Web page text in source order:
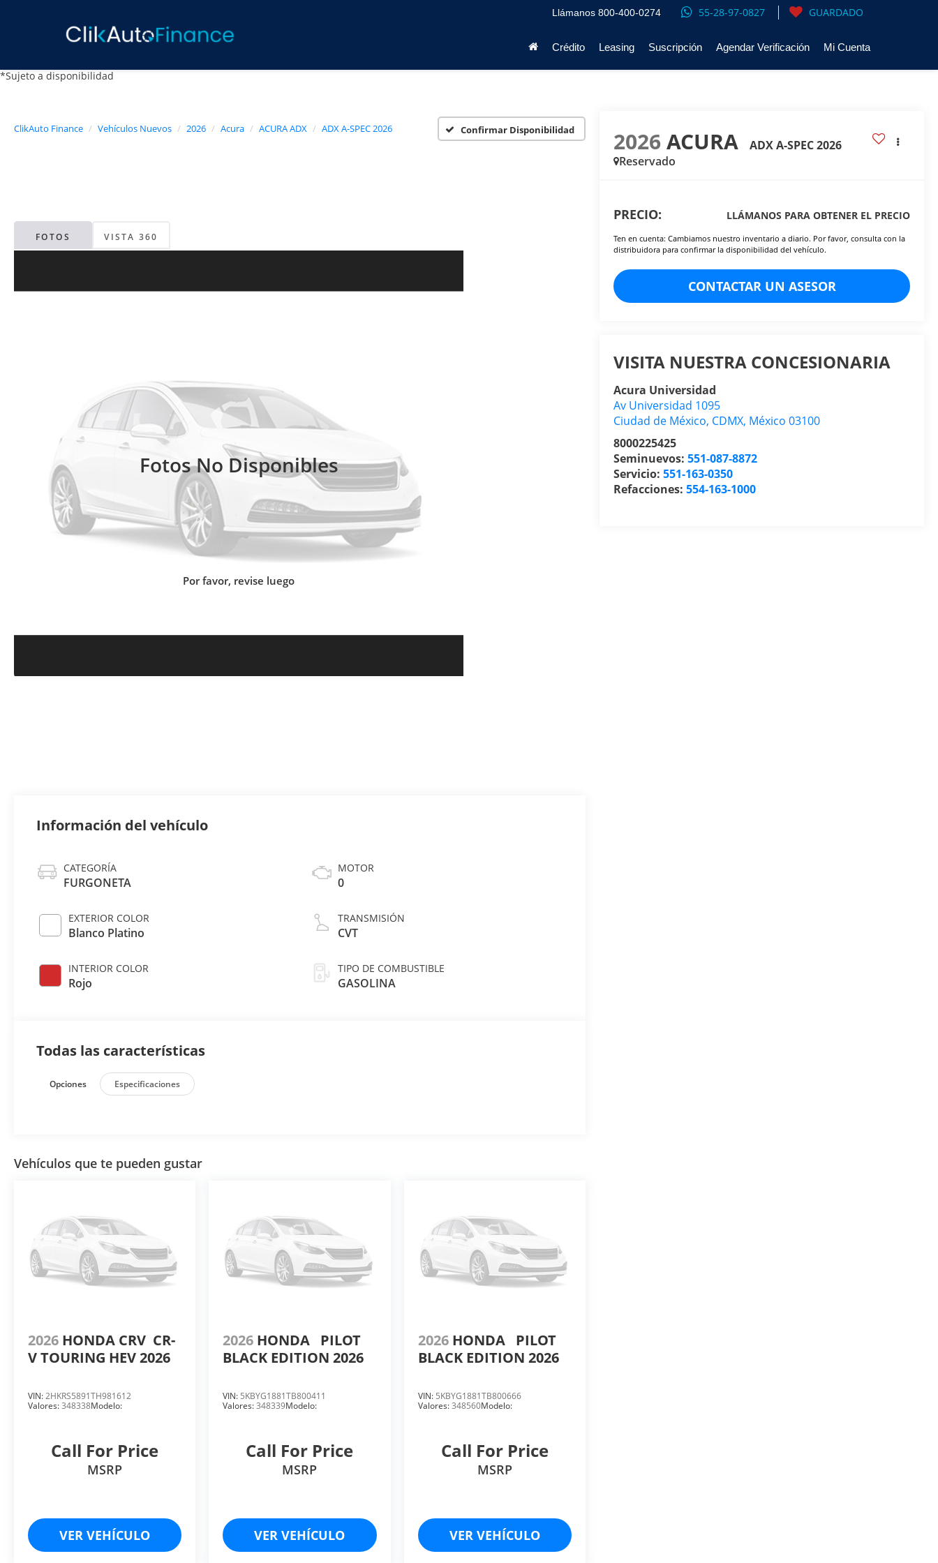
Llámanos 800-400-0274 55-28-97-0827 GUARDADO
Crédito Leasing Suscripción Agendar Verificación Mi Cuenta
*Sujeto a disponibilidad
ClikAuto Finance Vehículos Nuevos 2026 Acura ACURA ADX ADX A-SPEC 2026 Confirmar Disponibilidad
FOTOS VISTA 360
Fotos No Disponibles
Por favor, revise luego
2026 ACURA
ADX A-SPEC 2026
Reservado
PRECIO: LLÁMANOS PARA OBTENER EL PRECIO
Ten en cuenta: Cambiamos nuestro inventario a diario. Por favor, consulta con la
distribuidora para confirmar la disponibilidad del vehículo.
CONTACTAR UN ASESOR
VISITA NUESTRA CONCESIONARIA
Acura Universidad
Av Universidad 1095
Ciudad de México, CDMX, México 03100
8000225425
Seminuevos:551-087-8872
Servicio:551-163-0350
Refacciones:554-163-1000
Información del vehículo
CATEGORÍA
FURGONETA
EXTERIOR COLOR
Blanco Platino
INTERIOR COLOR
Rojo
MOTOR
0
TRANSMISIÓN
CVT
TIPO DE COMBUSTIBLE
GASOLINA
Todas las características
Opciones Especificaciones
Vehículos que te pueden gustar
2026 HONDA CRV CR-
V TOURING HEV 2026
VIN:2HKRS5891TH981612
Valores:348338Modelo:
Call For Price
MSRP
VER VEHÍCULO
2026 HONDA PILOT
BLACK EDITION 2026
VIN: 5KBYG1881TB800411
Valores:348339Modelo:
Call For Price
MSRP
VER VEHÍCULO
2026 HONDA PILOT
BLACK EDITION 2026
VIN: 5KBYG1881TB800666
Valores:348560Modelo:
Call For Price
MSRP
VER VEHÍCULO